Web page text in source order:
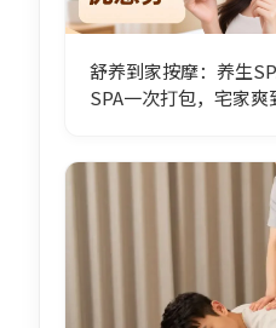
舒养到家按摩：养生
SPA一次打包，宅家爽